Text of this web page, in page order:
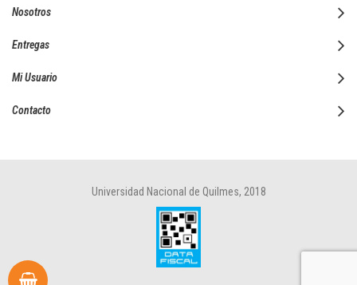
Nosotros
Entregas
Mi Usuario
Contacto
Universidad Nacional de Quilmes, 2018